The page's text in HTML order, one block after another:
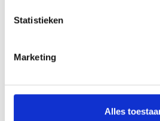
Statistieken
Marketing
Alles
CATEGORIEËN